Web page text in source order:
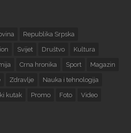
Republika Srpska
Svijet Društvo Kultura
Crna hronika Sport Magazin
Zdravlje Nauka i tehnologija
kutak Promo Foto Video